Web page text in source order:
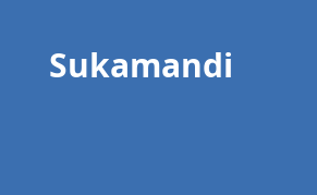
Sukamandi